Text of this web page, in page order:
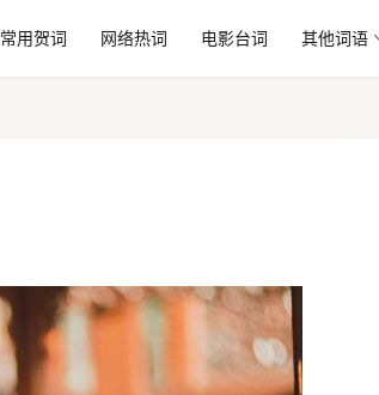
常用贺词 网络热词 电影台词 其他词语